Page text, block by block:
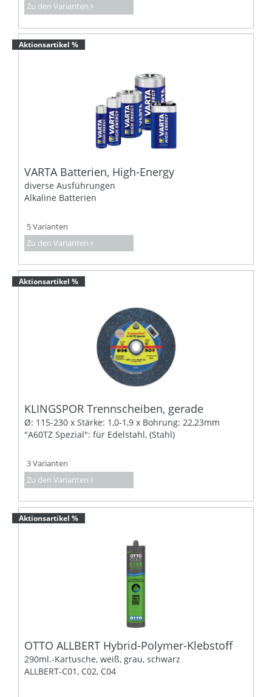
Zu den Varianten
Aktionsartikel %
VARTA Batterien, High-Energy
diverse Ausführungen
Alkaline Batterien
5 Varianten
Zu den Varianten
Aktionsartikel %
KLINGSPOR Trennscheiben, gerade
Ø: 115-230 x Stärke: 1,0-1,9 x Bohrung: 22,23mm
"A60TZ Spezial": für Edelstahl, (Stahl)
3 Varianten
Zu den Varianten
Aktionsartikel %
OTTO ALLBERT Hybrid-Polymer-Klebstoff
290ml.-Kartusche, weiß, grau, schwarz
ALLBERT-C01, C02, C04